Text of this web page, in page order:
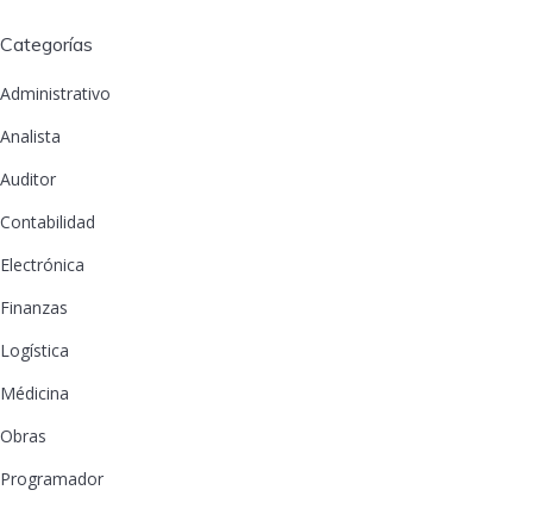
Categorías
Administrativo
Analista
Auditor
Contabilidad
Electrónica
Finanzas
Logística
Médicina
Obras
Programador